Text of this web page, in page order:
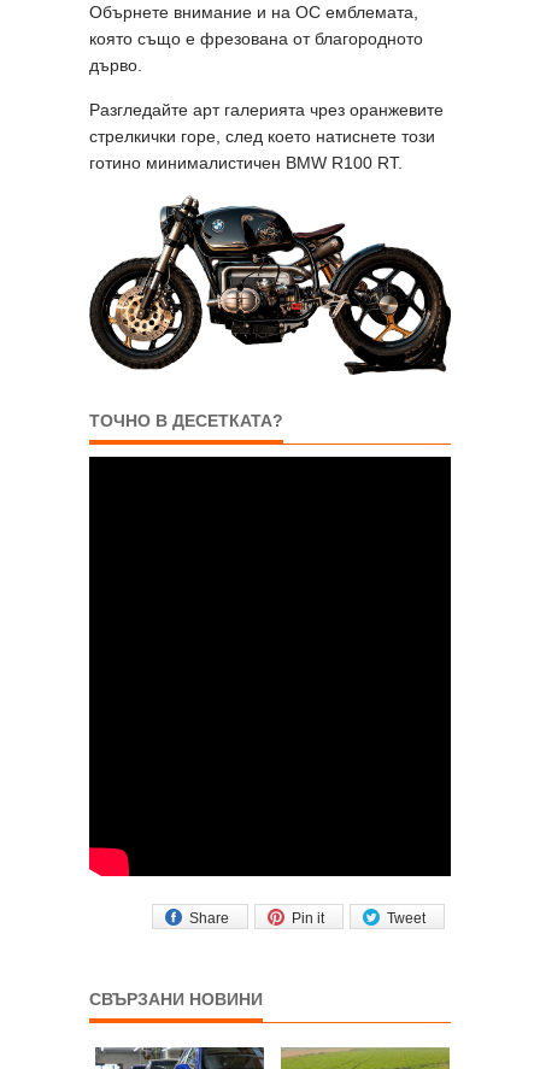
Обърнете внимание и на OC емблемата,
която също е фрезована от благородното
дърво.
Разгледайте арт галерията чрез оранжевите
стрелкички горе, след което натиснете този
готино минималистичен BMW R100 RT.
ТОЧНО В ДЕСЕТКАТА?
Tweet
Pin it
Share
СВЪРЗАНИ НОВИНИ